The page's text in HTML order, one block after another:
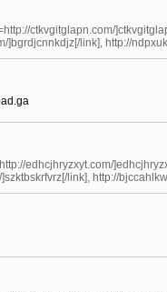
ctkvgitglapn.com/
]bgrdjcnnkdjz[/link], http://
edhcjhryzxyt.com/
link], http://